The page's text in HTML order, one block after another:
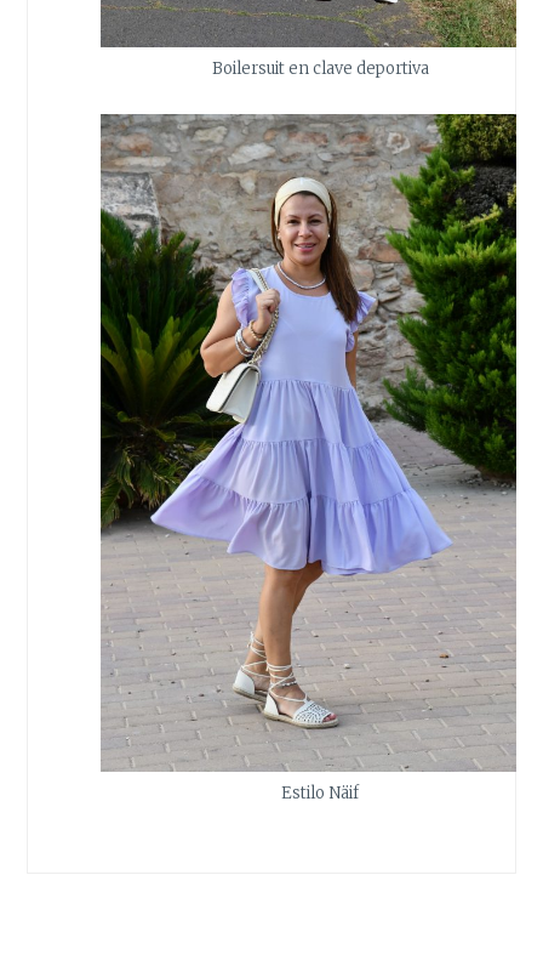
Boilersuit en clave deportiva
Estilo Näif